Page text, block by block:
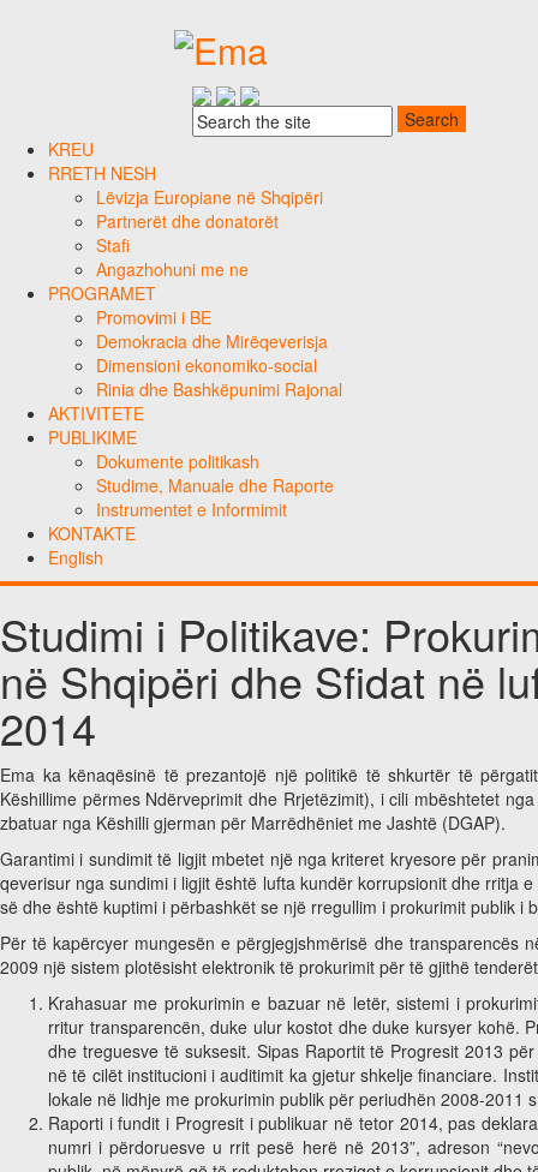
KREU
RRETH NESH
Lëvizja Europiane në Shqipëri
Partnerët dhe donatorët
Stafi
Angazhohuni me ne
PROGRAMET
Promovimi i BE
Demokracia dhe Mirëqeverisja
Dimensioni ekonomiko-social
Rinia dhe Bashkëpunimi Rajonal
AKTIVITETE
PUBLIKIME
Dokumente politikash
Studime, Manuale dhe Raporte
Instrumentet e Informimit
KONTAKTE
English
Studimi i Politikave:
në Shqipëri dhe Sfidat në
2014
Ema ka kënaqësinë të prezantojë një politikë të shkurtër të
Këshillime përmes Ndërveprimit dhe Rrjetëzimit), i cili mbështetet
zbatuar nga Këshilli gjerman për Marrëdhëniet me Jashtë (DGAP).
Garantimi i sundimit të ligjit mbetet një nga kriteret kryesore për
qeverisur nga sundimi i ligjit është lufta kundër korrupsionit dhe rritja
së dhe është kuptimi i përbashkët se një rregullim i prokurimit publik
Për të kapërcyer mungesën e përgjegjshmërisë dhe
2009 një sistem plotësisht elektronik të prokurimit për të gjithë
Krahasuar me prokurimin e bazuar në letër, sistemi i
rritur transparencën, duke ulur kostot dhe duke kursyer kohë.
dhe treguesve të suksesit. Sipas Raportit të Progresit 2013
në të cilët institucioni i auditimit ka gjetur shkelje financiare.
lokale në lidhje me prokurimin publik për periudhën 2008-2011
Raporti i fundit i Progresit i publikuar në tetor 2014, pas
numri i përdoruesve u rrit pesë herë në 2013”, adreson